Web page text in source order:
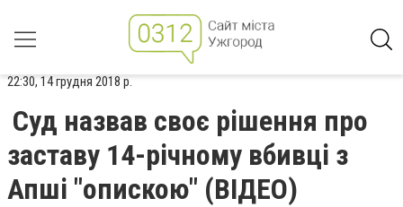
22:30, 14 грудня 2018 р.
Суд назвав своє рішення про
заставу 14-річному вбивці з
Апші "опискою" (ВІДЕО)